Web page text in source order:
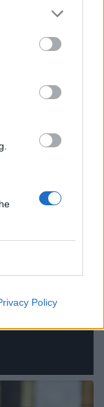
Policy
di
14.30